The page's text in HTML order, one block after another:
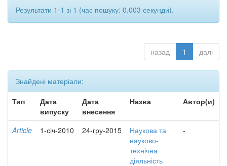
Результати 1-1 зі 1 (час пошуку: 0.003 секунди).
назад 1 далі
Знайдені матеріали:
Тип
Дата
випуску
Дата
внесення
Назва Автор(и)
Article 1-січ-2010 24-гру-2015
Наукова та
науково-
технічна
діяльність
-